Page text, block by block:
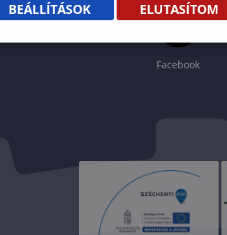
Facebook
BEÁLLÍTÁSOK ELUTASÍTOM